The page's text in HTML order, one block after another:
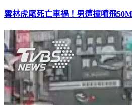
雲林虎尾死亡車禍！男遭撞噴飛